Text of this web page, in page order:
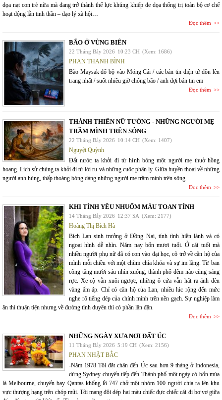
dọa nạt con trẻ nữa mà đang trở thành thế lực khủng khiếp đe dọa thống trị toàn bộ cơ chế
hoạt động lẫn tinh thần – đạo lý xã hội…
Đọc thêm
BÃO Ở VÙNG BIÊN
22 Tháng Bảy 2026 10:23 CH (Xem: 1686)
PHAN THANH BÌNH
Bão Maysak đổ bộ vào Móng Cái / các bản tin điện tử dồn lên
trang nhất / suốt nhiều giờ chống bão / anh đợi bản tin em
Đọc thêm
THÁNH THIÊN NỮ TƯỚNG - NHỮNG NGƯỜI MẸ
TRẦM MÌNH TRÊN SÔNG
22 Tháng Bảy 2026 10:14 CH (Xem: 1407)
Nguyệt Quỳnh
Đất nước ta khởi đi từ hình bóng một người mẹ thuở hồng
hoang. Lịch sử chúng ta khởi đi từ lời ru và những cuộc phân ly. Giữa huyền thoại về những
người anh hùng, thấp thoáng bóng dáng những người mẹ trầm mình trên sông.
Đọc thêm
KHI TÌNH YÊU NHUỐM MÀU TOAN TÍNH
14 Tháng Bảy 2026 12:37 SA (Xem: 2177)
Hoàng Thị Bích Hà
Bích Lan sinh trưởng ở Đồng Nai, tính tình hiền lành và có
ngoại hình dễ nhìn. Năm nay bốn mươi tuổi. Ở cái tuổi mà
nhiều người phụ nữ đã có con vào đại học, cô trở về căn hộ của
mình mỗi chiều với một chùm chìa khóa và sự im lặng. Từ ban
công tầng mười sáu nhìn xuống, thành phố đêm nào cũng sáng
rực. Xe cộ vẫn xuôi ngược, những ô cửa vẫn hắt ra ánh đèn
vàng ấm áp. Chỉ có căn hộ của Lan, nhiều lúc rộng đến mức
nghe rõ tiếng dép của chính mình trên nền gạch. Sự nghiệp làm
ăn thì thuận tiện nhưng về đường tình duyên thì có phần lận đận.
Đọc thêm
NHỮNG NGÀY XƯA NƠI ĐẤT ÚC
11 Tháng Bảy 2026 5:19 CH (Xem: 2156)
PHAN NHẬT BẮC
-Năm 1978 Tôi đặt chân đến Úc sau hơn 9 tháng ở Indonesia,
dừng Sydney chuyển tiếp đến Thành phố một ngày có bốn mùa
là Melbourne, chuyến bay Qantas khổng lồ 747 chở một nhóm 100 người chia ra lên khu
vực thượng hạng trên chóp mũi. Tôi mang đôi dép hai màu chiếc đực chiếc cái đi bơ vơ giữa